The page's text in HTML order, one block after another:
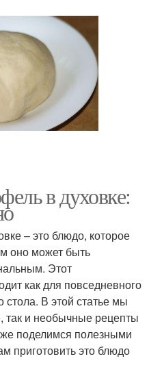
в духовке:
– это блюдо, которое
оно может быть
Этот
как для повседневного
стола. В этой статье мы
так и необычные рецепты
поделимся полезными
приготовить это блюдо